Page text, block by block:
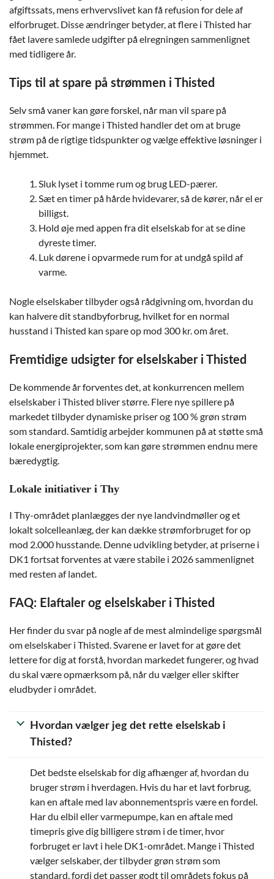
afgiftssats, mens erhvervslivet kan få refusion for dele af
elforbruget. Disse ændringer betyder, at flere i Thisted har
fået lavere samlede udgifter på elregningen sammenlignet
med tidligere år.
Tips til at spare på strømmen i Thisted
Selv små vaner kan gøre forskel, når man vil spare på
strømmen. For mange i Thisted handler det om at bruge
strøm på de rigtige tidspunkter og vælge effektive løsninger i
hjemmet.
Sluk lyset i tomme rum og brug LED-pærer.
Sæt en timer på hårde hvidevarer, så de kører, når el er
billigst.
Hold øje med appen fra dit elselskab for at se dine
dyreste timer.
Luk dørene i opvarmede rum for at undgå spild af
varme.
Nogle elselskaber tilbyder også rådgivning om, hvordan du
kan halvere dit standbyforbrug, hvilket for en normal
husstand i Thisted kan spare op mod 300 kr. om året.
Fremtidige udsigter for elselskaber i Thisted
De kommende år forventes det, at konkurrencen mellem
elselskaber i Thisted bliver større. Flere nye spillere på
markedet tilbyder dynamiske priser og 100 % grøn strøm
som standard. Samtidig arbejder kommunen på at støtte små
lokale energiprojekter, som kan gøre strømmen endnu mere
bæredygtig.
Lokale initiativer i Thy
I Thy-området planlægges der nye landvindmøller og et
lokalt solcelleanlæg, der kan dække strømforbruget for op
mod 2.000 husstande. Denne udvikling betyder, at priserne i
DK1 fortsat forventes at være stabile i 2026 sammenlignet
med resten af landet.
FAQ: Elaftaler og elselskaber i Thisted
Her finder du svar på nogle af de mest almindelige spørgsmål
om elselskaber i Thisted. Svarene er lavet for at gøre det
lettere for dig at forstå, hvordan markedet fungerer, og hvad
du skal være opmærksom på, når du vælger eller skifter
eludbyder i området.
Hvordan vælger jeg det rette elselskab i
Thisted?
Det bedste elselskab for dig afhænger af, hvordan du
bruger strøm i hverdagen. Hvis du har et lavt forbrug,
kan en aftale med lav abonnementspris være en fordel.
Har du elbil eller varmepumpe, kan en aftale med
timepris give dig billigere strøm i de timer, hvor
forbruget er lavt i hele DK1-området. Mange i Thisted
vælger selskaber, der tilbyder grøn strøm som
standard, fordi det passer godt til områdets fokus på